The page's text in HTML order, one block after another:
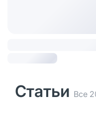
Статьи Все